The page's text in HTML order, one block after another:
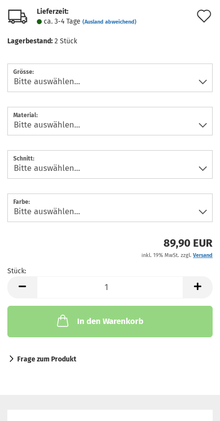
Lieferzeit:
ca. 3-4 Tage (Ausland abweichend)
Lagerbestand: 2 Stück
Grösse:
Material:
Schnitt:
Farbe:
89,90 EUR
inkl. 19% MwSt. zzgl. Versand
Stück:
In den Warenkorb
Frage zum Produkt